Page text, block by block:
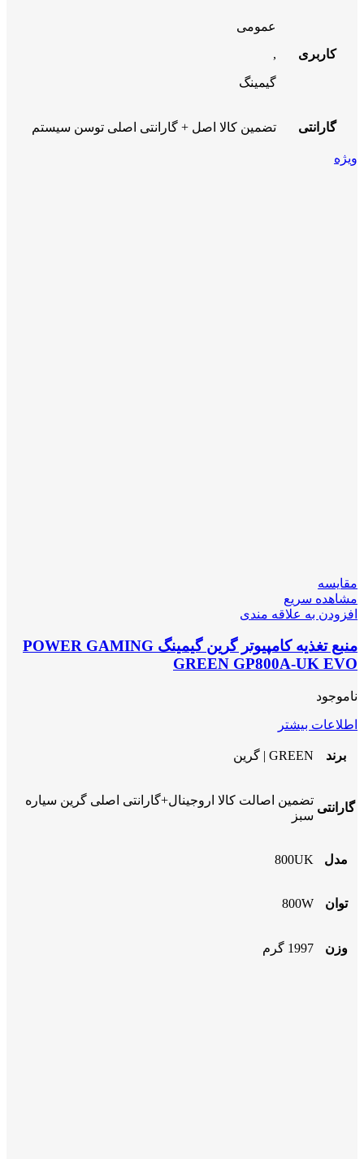
کاربری
عمومی
,
گیمینگ
گارانتی تضمین کالا اصل + گارانتی اصلی توسن سیستم
ویژه
مقایسه
مشاهده سریع
افزودن به علاقه مندی
منبع تغذیه کامپیوتر گرین گیمینگ POWER GAMING
GREEN GP800A-UK EVO
ناموجود
اطلاعات بیشتر
برند GREEN | گرین
گارانتی
تضمین اصالت کالا اروجینال+گارانتی اصلی گرین سیاره
سبز
مدل 800UK
توان 800W
وزن 1997 گرم